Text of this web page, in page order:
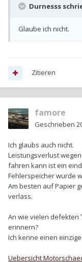
Durnesss
Glaube ich nicht.
Zitieren
famore
Geschrieben
Ich glaubs auch nicht.
Leistungsverlust
fahren kann ist ein
Fehlerspeicher wurde
Am besten auf Papier
verlass.
An wie vielen defekten
erinnern?
Ich kenne einen
Uebersicht